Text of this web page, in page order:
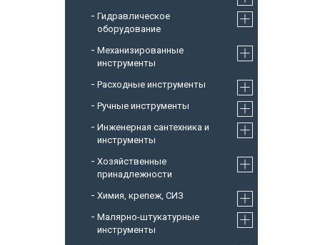
Гидравлическое
оборудование
Механизированные
инструменты
Расходные инструменты
Ручные инструменты
Инженерная сантехника и
инструменты
Хозяйственные
принадлежности
Химия, крепеж, СИЗ
Малярно-штукатурные
инструменты